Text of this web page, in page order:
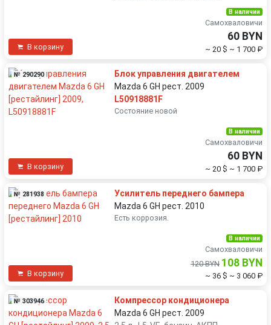
В корзину
В наличии
Самохваловичи
60 BYN
~ 20 $ ~ 1 700 ₽
№ 290290
Блок управления двигателем
Mazda 6 GH рест. 2009
L50918881F
Состояние новой
В корзину
В наличии
Самохваловичи
60 BYN
~ 20 $ ~ 1 700 ₽
№ 281938
Усилитель переднего бампера
Mazda 6 GH рест. 2010
Есть коррозия.
В корзину
В наличии
Самохваловичи
120 BYN 108 BYN
~ 36 $ ~ 3 060 ₽
№ 303946
Компрессор кондиционера
Mazda 6 GH рест. 2009